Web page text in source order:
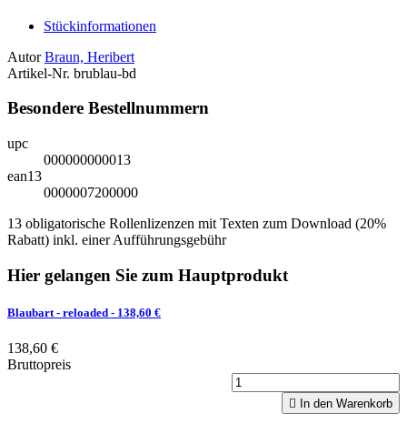
Stückinformationen
Autor Braun, Heribert
Artikel-Nr. brublau-bd
Besondere Bestellnummern
upc
000000000013
ean13
0000007200000
13 obligatorische Rollenlizenzen mit Texten zum Download (20%
Rabatt) inkl. einer Aufführungsgebühr
Hier gelangen Sie zum Hauptprodukt
Blaubart - reloaded - 138,60 €
138,60 €
Bruttopreis
 In den Warenkorb